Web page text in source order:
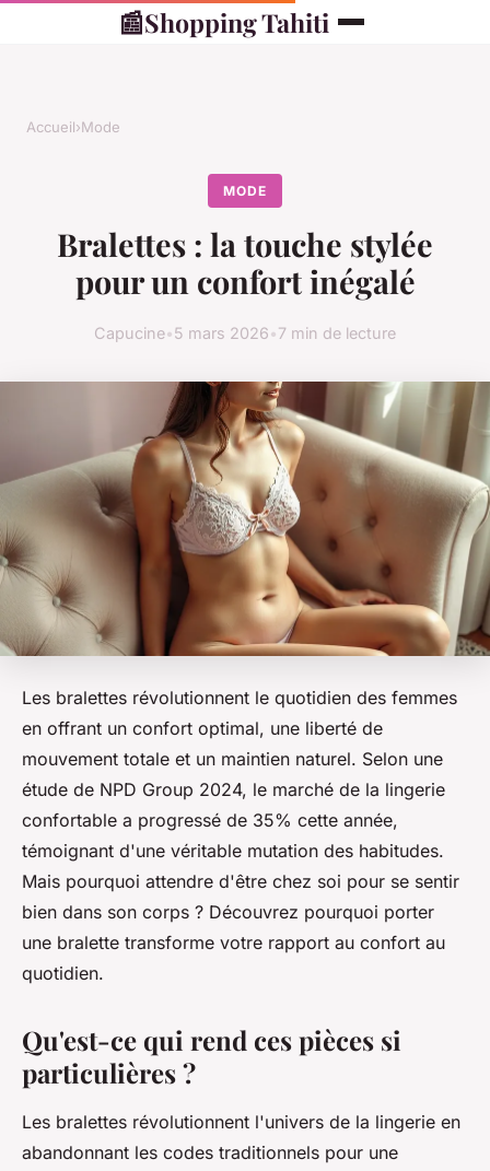
📰Shopping Tahiti
Accueil›Mode
MODE
Bralettes : la touche stylée
pour un confort inégalé
Capucine•5 mars 2026•7 min de lecture
Les bralettes révolutionnent le quotidien des femmes
en offrant un confort optimal, une liberté de
mouvement totale et un maintien naturel. Selon une
étude de NPD Group 2024, le marché de la lingerie
confortable a progressé de 35% cette année,
témoignant d'une véritable mutation des habitudes.
Mais pourquoi attendre d'être chez soi pour se sentir
bien dans son corps ? Découvrez pourquoi porter
une bralette transforme votre rapport au confort au
quotidien.
Qu'est-ce qui rend ces pièces si
particulières ?
Les bralettes révolutionnent l'univers de la lingerie en
abandonnant les codes traditionnels pour une